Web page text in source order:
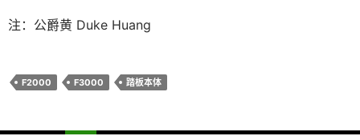
注：公爵黄 Duke Huang
F2000 F3000 踏板本体